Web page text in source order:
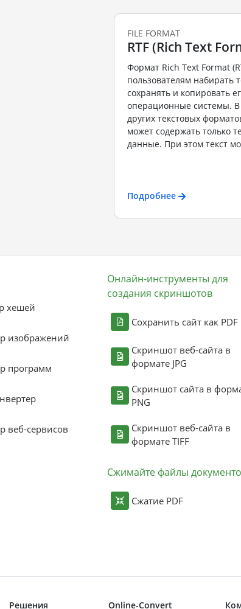
FILE FORMAT
RTF (Rich Text
Формат Rich Text Format
пользователям набирать
сохранять и копировать
операционные системы. В
других текстовых
может содержать только
данные. При этом текст
Подробнее
хешей
изображений
программ
веб-сервисов
Онлайн-инструменты для
создания скриншотов
Сохранить сайт как PDF
Скриншот веб-сайта в
формате JPG
Скриншот сайта в
PNG
Скриншот веб-сайта в
формате TIFF
Сжимайте файлы
Сжатие PDF
Решения Online-Convert